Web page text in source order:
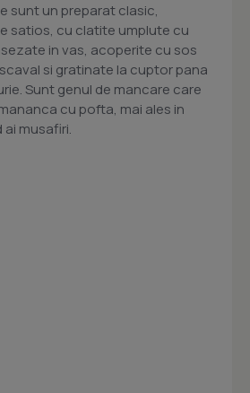
sunt un preparat clasic,
satios, cu clatite umplute cu
in vas, acoperite cu sos
si gratinate la cuptor pana
Sunt genul de mancare care
cu pofta, mai ales in
musafiri.